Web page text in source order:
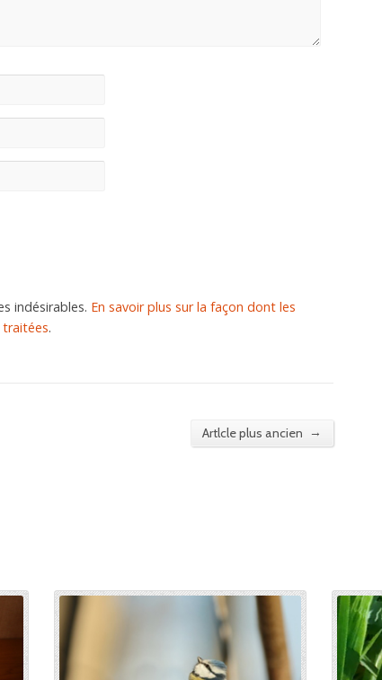
indésirables. En savoir plus sur la façon dont les
.
Artlcle plus ancien →